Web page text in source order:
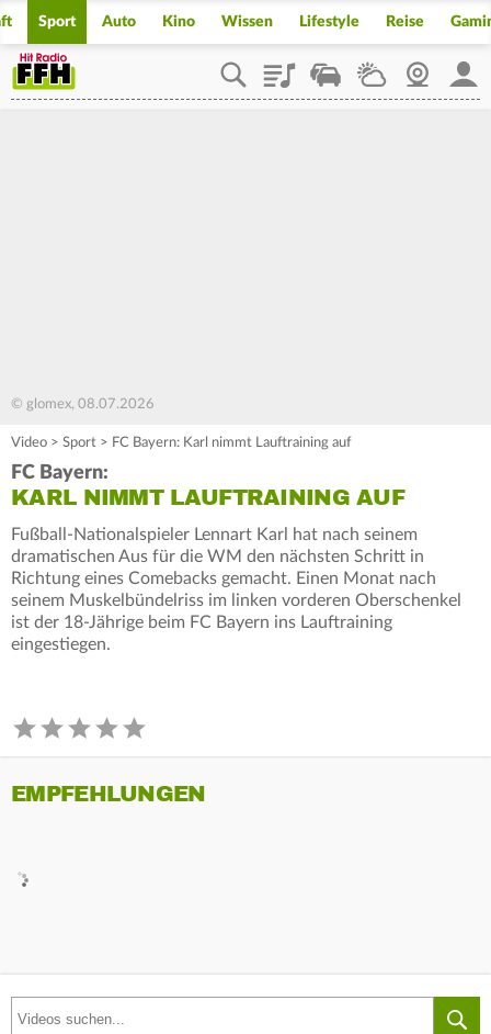
Sport Auto Kino Wissen Lifestyle Reise
PlaylistStaupilotWetterWebcam
© glomex, 08.07.2026
Video > Sport > FC Bayern: Karl nimmt Lauftraining auf
FC Bayern:
KARL NIMMT LAUFTRAINING AUF
Fußball-Nationalspieler Lennart Karl hat nach seinem
dramatischen Aus für die WM den nächsten Schritt in
Richtung eines Comebacks gemacht. Einen Monat nach
seinem Muskelbündelriss im linken vorderen Oberschenkel
ist der 18-Jährige beim FC Bayern ins Lauftraining
eingestiegen.
EMPFEHLUNGEN